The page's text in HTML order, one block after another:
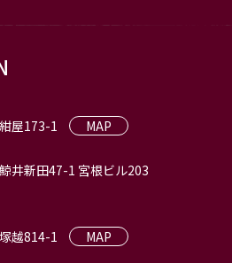
屋173-1
MAP
井新田47-1 宮根ビル203
越814-1
MAP